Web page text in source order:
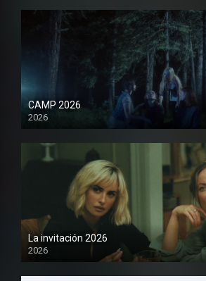
CAMP 2026
2026
1080P
La invitación 2026
2026
1080P